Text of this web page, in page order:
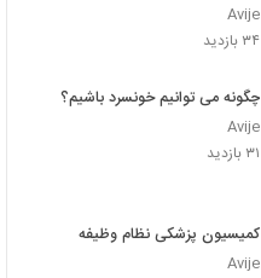
Avije
۳۴ بازدید
چگونه می توانیم خونسرد باشیم؟
Avije
۳۱ بازدید
کمیسیون پزشکی نظام وظیفه
Avije